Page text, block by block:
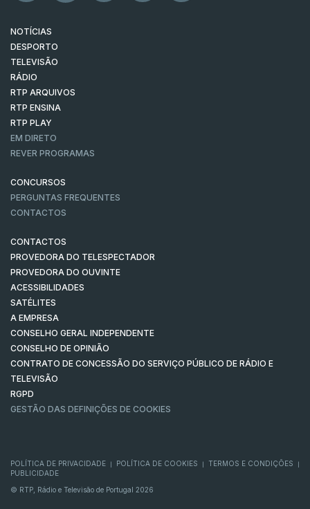
NOTÍCIAS
DESPORTO
TELEVISÃO
RÁDIO
RTP ARQUIVOS
RTP ENSINA
RTP PLAY
EM DIRETO
REVER PROGRAMAS
CONCURSOS
PERGUNTAS FREQUENTES
CONTACTOS
CONTACTOS
PROVEDORA DO TELESPECTADOR
PROVEDORA DO OUVINTE
ACESSIBILIDADES
SATÉLITES
A EMPRESA
CONSELHO GERAL INDEPENDENTE
CONSELHO DE OPINIÃO
CONTRATO DE CONCESSÃO DO SERVIÇO PÚBLICO DE RÁDIO E
TELEVISÃO
RGPD
GESTÃO DAS DEFINIÇÕES DE COOKIES
POLÍTICA DE PRIVACIDADE POLÍTICA DE COOKIES TERMOS E CONDIÇÕES
PUBLICIDADE
© RTP, Rádio e Televisão de Portugal 2026